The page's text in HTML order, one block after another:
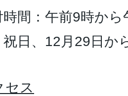
間：午前9時か
祝日、12月29日
セス